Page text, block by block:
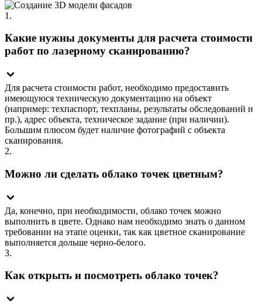
1.
Какие нужны документы для расчета стоимости
работ по лазерному сканированию?
Для расчета стоимости работ, необходимо предоставить
имеющуюся техническую документацию на объект
(например: техпаспорт, техпланы, результаты обследований и
пр.), адрес объекта, техническое задание (при наличии).
Большим плюсом будет наличие фотографий с объекта
сканирования.
2.
Можно ли сделать облако точек цветным?
Да, конечно, при необходимости, облако точек можно
выполнить в цвете. Однако нам необходимо знать о данном
требовании на этапе оценки, так как цветное сканирование
выполняется дольше черно-белого.
3.
Как открыть и посмотреть облако точек?